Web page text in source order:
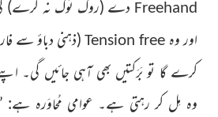
Freehand دے (روک ٹوک نہ کرے) گی
اور وہ Tension free (ذہنی دباؤ سے
کرے گا تو بَرَکتیں بھی آہی جائیں گی۔
وہ مِل کر رہتی ہے۔ عوامی مُحاوَرہ ہے: